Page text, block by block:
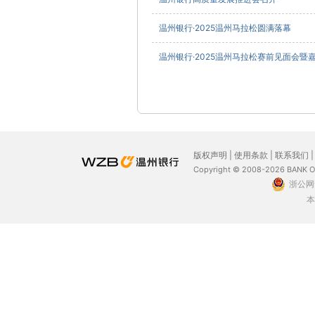
温州银行·2025温州马拉松圆满落幕
温州银行·2025温州马拉松赛前见面会暨
版权声明 使用条款 联系我们
Copyright © 2008-2026 BANK
浙公